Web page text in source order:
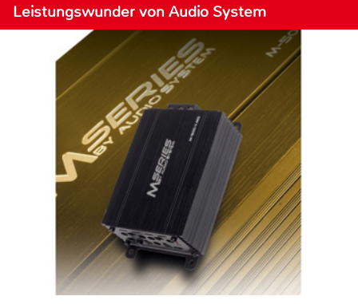
Leistungswunder von Audio System